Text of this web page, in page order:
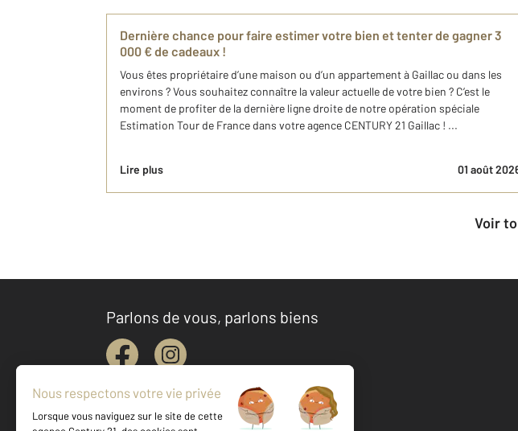
Dernière chance pour faire estimer votre bien et tenter de gagner 3
000 € de cadeaux !
Vous êtes propriétaire d’une maison ou d’un appartement à Gaillac ou dans les
environs ? Vous souhaitez connaître la valeur actuelle de votre bien ? C’est le
moment de profiter de la dernière ligne droite de notre opération spéciale
Estimation Tour de France dans votre agence CENTURY 21 Gaillac ! ...
Lire plus 01 août
Voir
Parlons de vous, parlons biens